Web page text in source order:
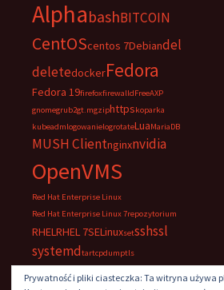
AlphabashBITCOIN
CentOScentos 7Debiandel
deletedockerFedora
Fedora 19firefoxfirewalldFreeAXP
gnomegrub2gt.mgziphttpskoparka
kubeadmlogowanielogrotateLuaMariaDB
MUSH Clientnginxnvidia
OpenVMS
Red Hat Enterprise Linux
Red Hat Enterprise Linux 7repozytorium
RHELRHEL 7SELinuxsetsshssl
systemdtartcpdumptls
UltraVNCVNCwindows
Prywatność i pliki ciasteczka: Ta witryna używa